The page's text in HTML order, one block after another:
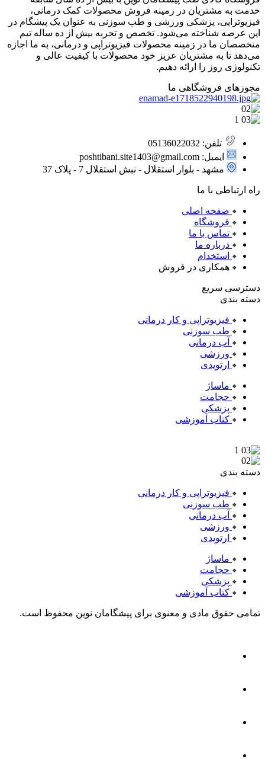
خدمت به مشتریان در زمینه فروش محصولات کمک درمانی،
فیزیوتراپی، پزشکی ورزشی و طب سوزنی به عنوان یک پیشگام در
این عرصه شناخته می‌شود. تخصص و تجربه بیش از ده ساله تیم
متخصصان ما در زمینه محصولات فیزیوتراپی و درمانی، به ما اجازه
می‌دهد تا به مشتریان عزیز خود محصولات با کیفیت عالی و
تکنولوژی روز را ارائه دهیم.
مجوزهای فروشگاهی ما
تلفن: 05136022032
ایمیل: poshtibani.site1403@gmail.com
مشهد - بلوار استقلال - نبش استقلال 7 - پلاک 37
راه ارتباطی با ما
صفحه اصلی
فروشگاه
تماس با ما
درباره ما
استخدام
همکاری در فروش
دسترسی سریع
دسته بندی
فیزیوتراپی و کار درمانی
طب سوزنی
آب درمانی
ورزشی
ارتوپدی
ماساژ
حجامت
پزشکی
کتاب آموزشی
دسته بندی
فیزیوتراپی و کار درمانی
طب سوزنی
آب درمانی
ورزشی
ارتوپدی
ماساژ
حجامت
پزشکی
کتاب آموزشی
تمامی حقوق مادی و معنوی برای پیشگامان نوین محفوظ است.